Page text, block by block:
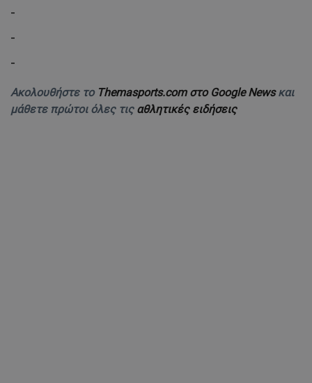
-
-
-
Ακολουθήστε το Themasports.com στο Google Newsκαι
μάθετε πρώτοι όλες τις αθλητικές ειδήσεις